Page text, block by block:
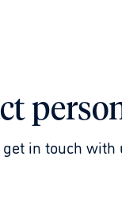
in touch with